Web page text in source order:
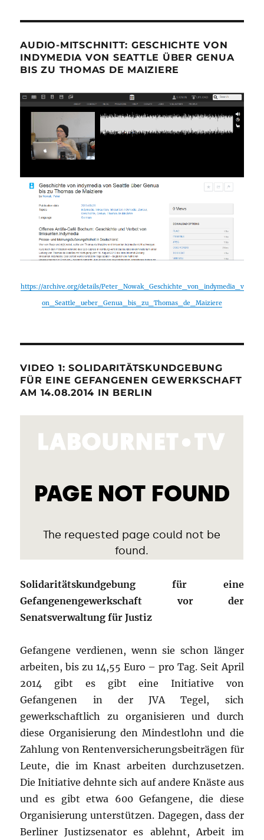
AUDIO-MITSCHNITT: GESCHICHTE VON
INDYMEDIA VON SEATTLE ÜBER GENUA
BIS ZU THOMAS DE MAIZIERE
https://archive.org/details/Peter_Nowak_Geschichte_von_indymedia_v
on_Seattle_ueber_Genua_bis_zu_Thomas_de_Maiziere
VIDEO 1: SOLIDARITÄTSKUNDGEBUNG
FÜR EINE GEFANGENEN GEWERKSCHAFT
AM 14.08.2014 IN BERLIN
Solidaritätskundgebung für eine
Gefangenengewerkschaft vor der
Senatsverwaltung für Justiz
Gefangene verdienen, wenn sie schon länger
arbeiten, bis zu 14,55 Euro – pro Tag. Seit April
2014 gibt es gibt eine Initiative von
Gefangenen in der JVA Tegel, sich
gewerkschaftlich zu organisieren und durch
diese Organisierung den Mindestlohn und die
Zahlung von Rentenversicherungsbeiträgen für
Leute, die im Knast arbeiten durchzusetzen.
Die Initiative dehnte sich auf andere Knäste aus
und es gibt etwa 600 Gefangene, die diese
Organisierung unterstützen. Dagegen, dass der
Berliner Justizsenator es ablehnt, Arbeit im